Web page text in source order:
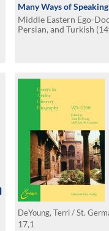
Many Ways of
Middle Eastern Ego-
Persian, and Turkish
DeYoung, Terri / St.
17,1